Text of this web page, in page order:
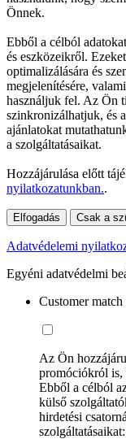
Önnek.
Ebből a célból
és eszközeikről.
optimalizálására és
megjelenítésére,
használjuk fel. Az Ön
szinkronizálhatjuk, és
ajánlatokat
a szolgáltatásaikat.
Hozzájárulása előtt
nyilatkozatunkban..
Elfogadás Csak a
Adatvédelemi
Egyéni adatvédelmi
Customer
Az Ön
promóciókról is,
Ebből a célból
külső
hirdetési
szolgáltatásaikat: